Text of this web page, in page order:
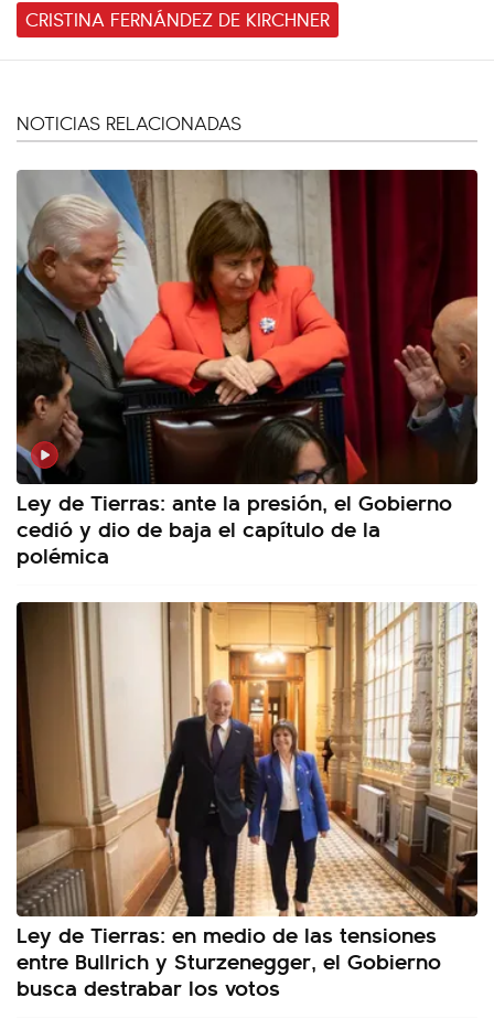
CRISTINA FERNÁNDEZ DE KIRCHNER
NOTICIAS RELACIONADAS
Ley de Tierras: ante la presión, el Gobierno
cedió y dio de baja el capítulo de la
polémica
Ley de Tierras: en medio de las tensiones
entre Bullrich y Sturzenegger, el Gobierno
busca destrabar los votos